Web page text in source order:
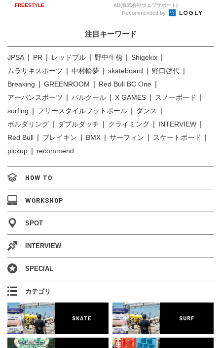
FREESTYLE AD(株式会社ウェブサポート)
Recommended by
注目キーワード
JPSA PR レッドブル 野中生萌
Shigekix
ムラサキスポーツ
中村輪夢 skateboard
野口啓代
Breaking
GREENROOM
Red Bull BC One
アーバンスポーツ
パルクール X GAMES
スノーボード
surfing
フリースタイルフットボール
ダンス
ボルダリング
ダブルダッチ クライミング
INTERVIEW
Red Bull
ブレイキン BMX サーフィン
スケートボード
pickup
recommend
HOW TO
WORKSHOP
SPOT
INTERVIEW
SPECIAL
カテゴリ
SKATE SURF